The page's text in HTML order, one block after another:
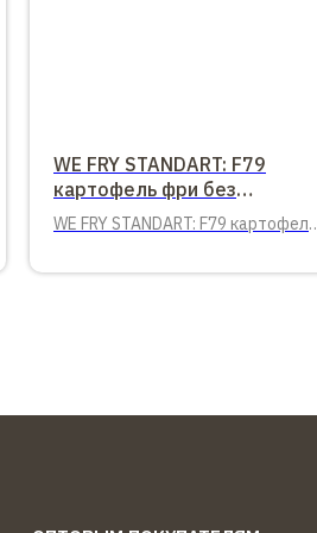
WE FRY STANDART: F79
картофель фри без
панировки, 9х9
WE FRY STANDART: F79 картофель